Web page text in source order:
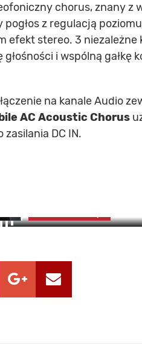
chorus, znany z
z regulacją
efekt stereo. 3 niezależne
i wspólną gałkę
na kanale Audio
AC Acoustic Chorus
DC IN.